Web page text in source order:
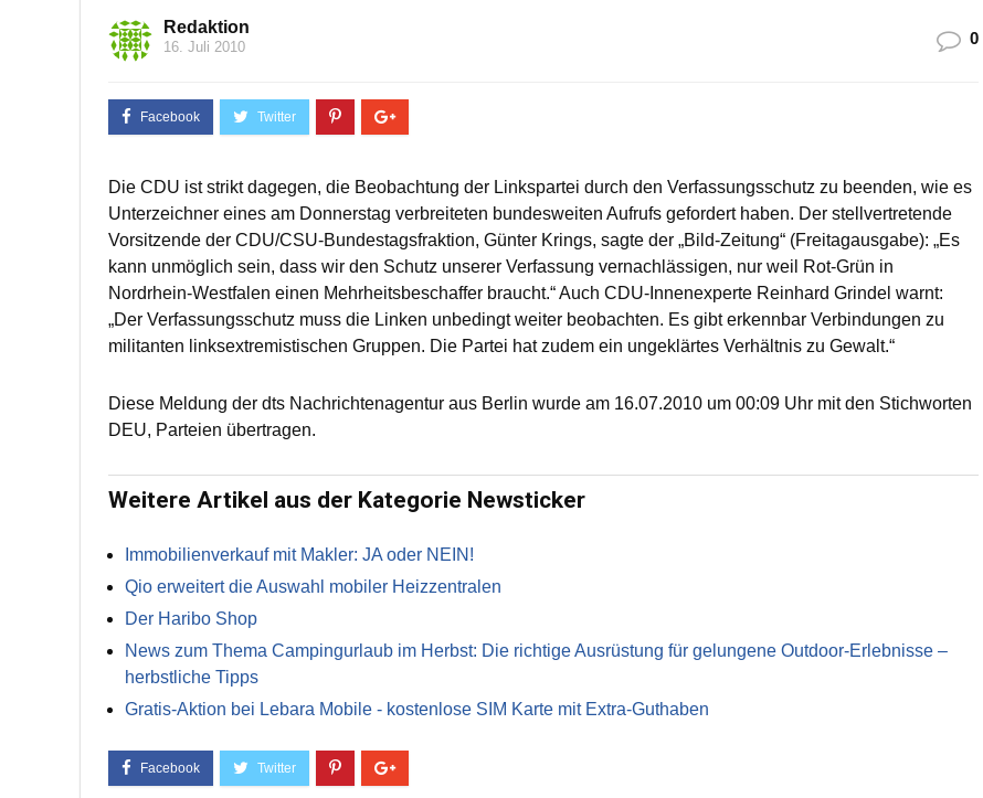
Redaktion
16. Juli 2010 0
Die CDU ist strikt dagegen, die Beobachtung der Linkspartei durch den Verfassungsschutz zu beenden, wie es
Unterzeichner eines am Donnerstag verbreiteten bundesweiten Aufrufs gefordert haben. Der stellvertretende
Vorsitzende der CDU/CSU-Bundestagsfraktion, Günter Krings, sagte der „Bild-Zeitung“ (Freitagausgabe): „Es
kann unmöglich sein, dass wir den Schutz unserer Verfassung vernachlässigen, nur weil Rot-Grün in
Nordrhein-Westfalen einen Mehrheitsbeschaffer braucht.“ Auch CDU-Innenexperte Reinhard Grindel warnt:
„Der Verfassungsschutz muss die Linken unbedingt weiter beobachten. Es gibt erkennbar Verbindungen zu
militanten linksextremistischen Gruppen. Die Partei hat zudem ein ungeklärtes Verhältnis zu Gewalt.“
Diese Meldung der dts Nachrichtenagentur aus Berlin wurde am 16.07.2010 um 00:09 Uhr mit den Stichworten
DEU, Parteien übertragen.
Weitere Artikel aus der Kategorie Newsticker
Immobilienverkauf mit Makler: JA oder NEIN!
Qio erweitert die Auswahl mobiler Heizzentralen
Der Haribo Shop
News zum Thema Campingurlaub im Herbst: Die richtige Ausrüstung für gelungene Outdoor-Erlebnisse –
herbstliche Tipps
Gratis-Aktion bei Lebara Mobile - kostenlose SIM Karte mit Extra-Guthaben